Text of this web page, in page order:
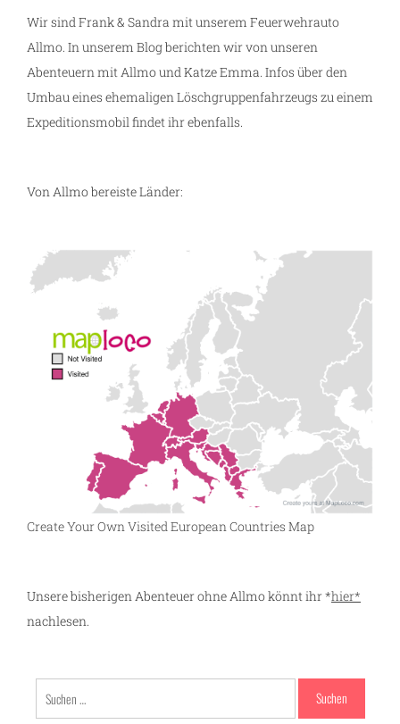
Wir sind Frank & Sandra mit unserem Feuerwehrauto
Allmo. In unserem Blog berichten wir von unseren
Abenteuern mit Allmo und Katze Emma. Infos über den
Umbau eines ehemaligen Löschgruppenfahrzeugs zu einem
Expeditionsmobil findet ihr ebenfalls.
Von Allmo bereiste Länder:
Create Your Own Visited European Countries Map
Unsere bisherigen Abenteuer ohne Allmo könnt ihr *hier*
nachlesen.
nach: